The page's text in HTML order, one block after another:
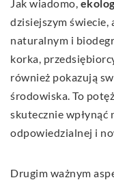
Jak wiadomo,
dzisiejszym świecie,
naturalnym i
korka,
również pokazują
środowiska. To
skutecznie wpłynąć
odpowiedzialnej i
Drugim ważnym